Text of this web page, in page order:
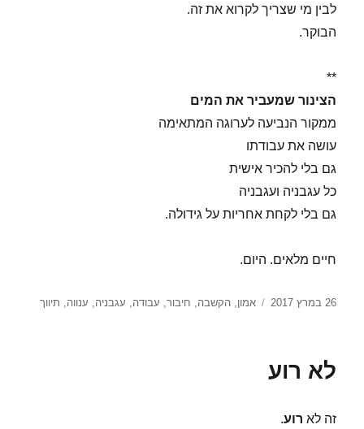
לבין מי שצריך לקרוא את זה.
הבוקר.
**
הצינור שמעביר את המים
ממקור הנביעה לערוגה המתאימה
עושה את עבודתו
גם בלי להכיר אישית
כל עגבניה ועגבניה
גם בלי לקחת אחריות על גידולה.
חיים מלאים. היום.
פורסם
26 במרץ 2017 תגיות
אמון,הקשבה, חיבור, עבודה, עגבניה, ענווה, תיווך
לא רוע
זה לא רוע.